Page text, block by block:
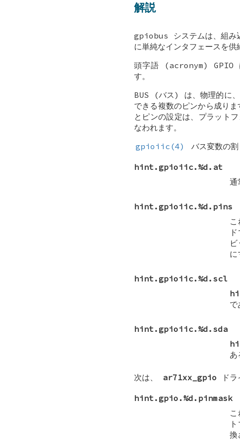
解説
gpiobus システムは、組
に単純なインタフェースを
頭字語 (acronym) GPIO
す。
BUS (バス) は、物理的に
できる複数のピンから成り
とピンの設定は、プラット
なわれます。
gpioiic(4)
バス変数の
hint.gpioiic.%d.at
通
hint.gpioiic.%d.pins
に
hint.gpioiic.%d.scl
で
hint.gpioiic.%d.sda
あ
次は、 ar71xx_gpio ドラ
hint.gpio.%d.pinmask
換